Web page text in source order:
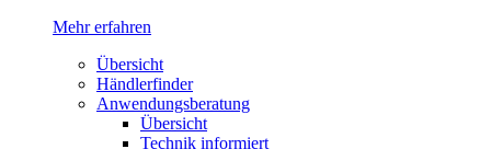
Mehr erfahren
Übersicht
Händlerfinder
Anwendungsberatung
Übersicht
Technik informiert